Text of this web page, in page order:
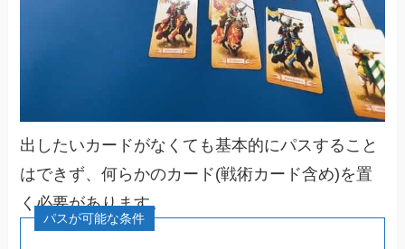
出したいカードがなくても基本的にパスすること
はできず、何らかのカード(戦術カード含め)を置
く必要があります。